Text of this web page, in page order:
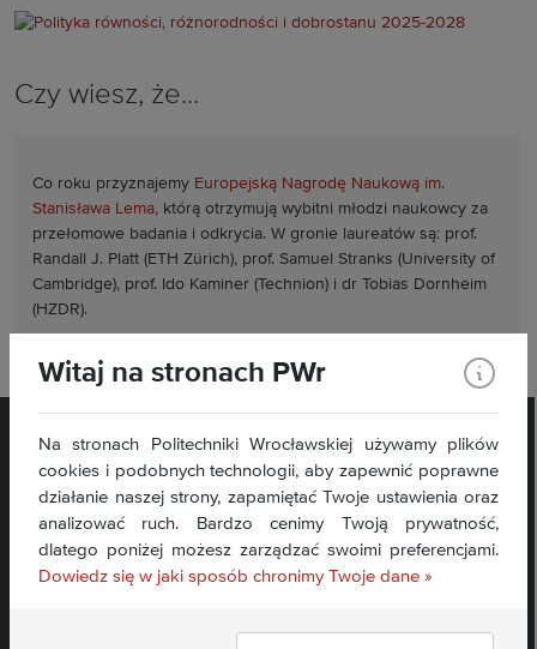
Czy wiesz, że...
Co roku przyznajemy Europejską Nagrodę Naukową im.
Stanisława Lema, którą otrzymują wybitni młodzi naukowcy za
przełomowe badania i odkrycia. W gronie laureatów są: prof.
Randall J. Platt (ETH Zürich), prof. Samuel Stranks (University of
Cambridge), prof. Ido Kaminer (Technion) i dr Tobias Dornheim
(HZDR).
Witaj na stronach PWr
Na stronach Politechniki Wrocławskiej używamy plików
cookies i podobnych technologii, aby zapewnić poprawne
działanie naszej strony, zapamiętać Twoje ustawienia oraz
analizować ruch. Bardzo cenimy Twoją prywatność,
dlatego poniżej możesz zarządzać swoimi preferencjami.
Dowiedz się w jaki sposób chronimy Twoje dane »